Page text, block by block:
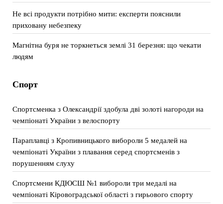
Не всі продукти потрібно мити: експерти пояснили
приховану небезпеку
Магнітна буря не торкнеться землі 31 березня: що чекати
людям
Спорт
Спортсменка з Олександрії здобула дві золоті нагороди на
чемпіонаті України з велоспорту
Параплавці з Кропивницького вибороли 5 медалей на
чемпіонаті України з плавання серед спортсменів з
порушенням слуху
Спортсмени КДЮСШ №1 вибороли три медалі на
чемпіонаті Кіровоградської області з гирьового спорту